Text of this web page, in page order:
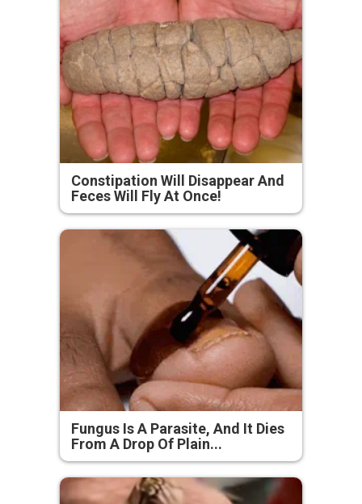
Constipation Will Disappear And
Feces Will Fly At Once!
Fungus Is A Parasite, And It Dies
From A Drop Of Plain...